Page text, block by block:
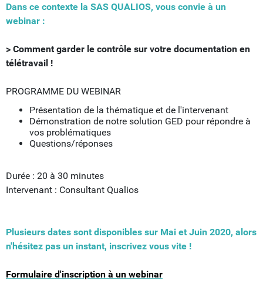
Dans ce contexte la SAS QUALIOS, vous convie à un
webinar :
> Comment garder le contrôle sur votre documentation en
télétravail !
PROGRAMME DU WEBINAR
Présentation de la thématique et de l'intervenant
Démonstration de notre solution GED pour répondre à
vos problématiques
Questions/réponses
Durée : 20 à 30 minutes
Intervenant : Consultant Qualios
Plusieurs dates sont disponibles sur Mai et Juin 2020, alors
n'hésitez pas un instant, inscrivez vous vite !
Formulaire d'inscription à un webinar